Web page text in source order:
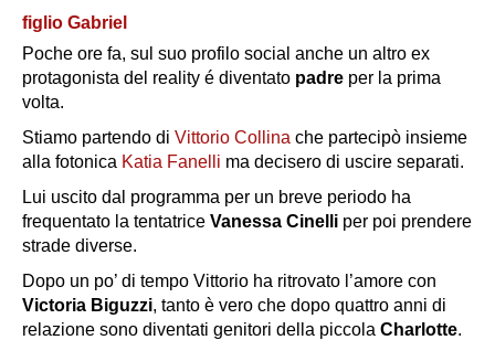
figlio Gabriel
Poche ore fa, sul suo profilo social anche un altro ex
protagonista del reality é diventato padre per la prima
volta.
Stiamo partendo di Vittorio Collina che partecipò insieme
alla fotonica Katia Fanelli ma decisero di uscire separati.
Lui uscito dal programma per un breve periodo ha
frequentato la tentatrice Vanessa Cinelli per poi prendere
strade diverse.
Dopo un po’ di tempo Vittorio ha ritrovato l’amore con
Victoria Biguzzi, tanto è vero che dopo quattro anni di
relazione sono diventati genitori della piccola C harlotte.